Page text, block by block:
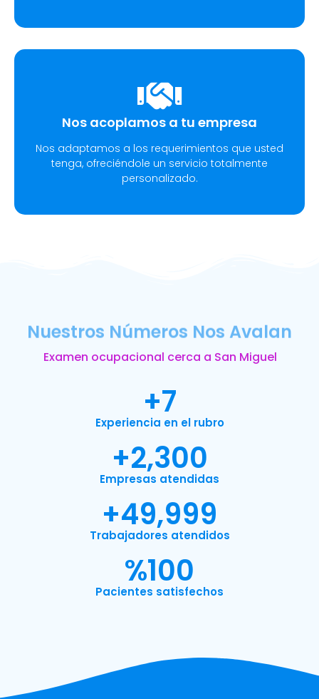
Nos acoplamos a tu empresa
Nos adaptamos a los requerimientos que usted
tenga, ofreciéndole un servicio totalmente
personalizado.
Nuestros Números Nos Avalan
Examen ocupacional cerca a San Miguel
Experiencia en el rubro
+7
Empresas atendidas
+2,300
Trabajadores atendidos
+49,999
Pacientes satisfechos
%100